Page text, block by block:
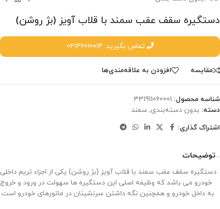
دستگیره سقف عقب سمند با قلاب آویز (بژ روشن)
تماس بگیرید: 02146010014
مقایسه افزودن به علاقه‌مندی‌ها
شناسه محصول: ‎331911060001
دسته: بدون دسته‌بندی, سمند
اشتراک گذاری:
توضیحات
دستگیره سقف عقب سمند با قلاب آویز (بژ روشن) یکی از اجزاء تریم داخلی
خودرو می باشد که وظیفه اصلی این دستگیره ها سهولت در ورود و خروج
به داخل خودرو و همچنین نگه داشتن سرنشینان در مانورهای خودرو است.